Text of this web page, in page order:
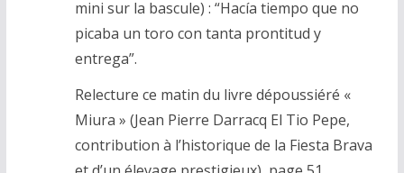
mini sur la bascule) : “Hacía tiempo que no
picaba un toro con tanta prontitud y
entrega”.
Relecture ce matin du livre dépoussiéré «
Miura » (Jean Pierre Darracq El Tio Pepe,
contribution à l’historique de la Fiesta Brava